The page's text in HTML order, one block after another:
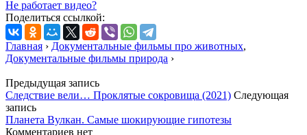
Не работает видео?
Поделиться ссылкой:
Главная › Документальные фильмы про животных,
Документальные фильмы природа ›
Предыдущая запись
Следствие вели… Проклятые сокровища (2021) Следующая
запись
Планета Вулкан. Самые шокирующие гипотезы
Комментариев нет